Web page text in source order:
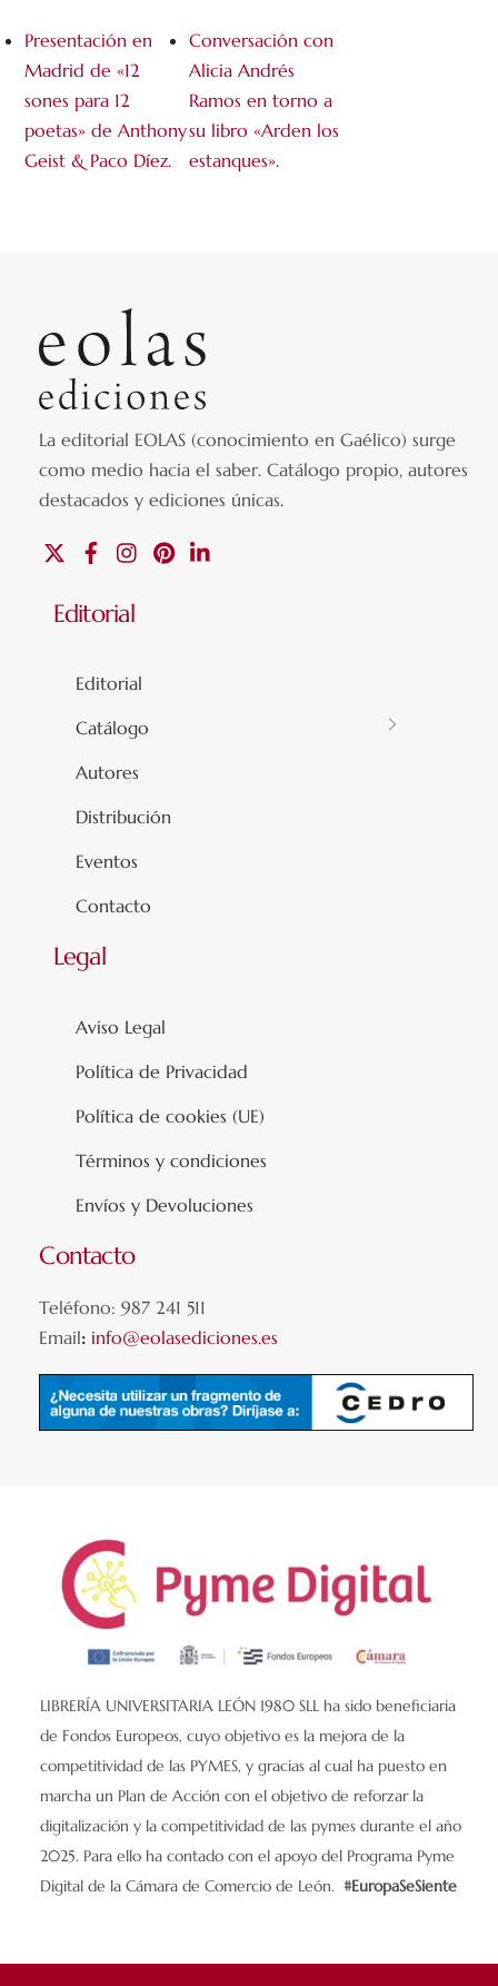
Presentación en
Madrid de «12
sones para 12
poetas» de Anthony
Geist & Paco Díez.
Conversación con
Alicia Andrés
Ramos en torno a
su libro «Arden los
estanques».
La editorial EOLAS (conocimiento en Gaélico) surge
como medio hacia el saber.Catálogo propio, autores
destacados y ediciones únicas.
FacebookInstagramPinterest
Editorial
Editorial
Catálogo
Autores
Distribución
Eventos
Contacto
Legal
Aviso Legal
Política de Privacidad
Política de cookies (UE)
Términos y condiciones
Envíos y Devoluciones
Contacto
Teléfono: 987 241 511
Email: info@eolasediciones.es
LIBRERÍA UNIVERSITARIA LEÓN 1980 SLL ha sido beneficiaria
de Fondos Europeos, cuyo objetivo es la mejora de la
competitividad de las PYMES, y gracias al cual ha puesto en
marcha un Plan de Acción con el objetivo de reforzar la
digitalización y la competitividad de las pymes durante el año
2025. Para ello ha contado con el apoyo del Programa Pyme
Digital de la Cámara de Comercio de León.#EuropaSeSiente